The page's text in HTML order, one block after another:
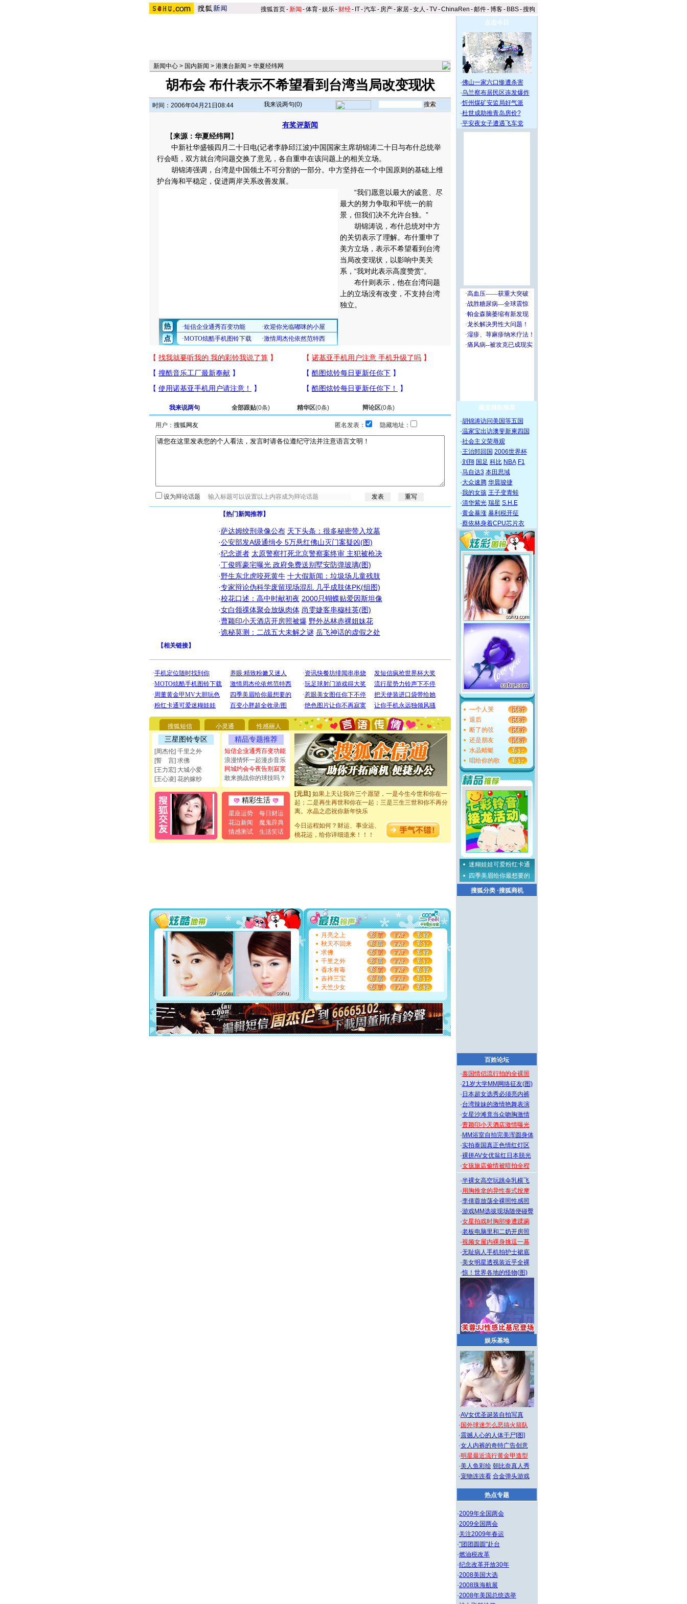
搜狐首页-新闻 -体育-娱乐- 财经- IT-汽车- 房产-家居-女人 -TV-ChinaRen -邮件-博客- BBS-搜狗
新闻中心 > 国内新闻 > 港澳台新闻 > 华夏经纬网
胡布会 布什表示不希望看到台湾当局改变现状
时间：2006年04月21日08:44 我来说两句(0)
有奖评新闻
【来源：华夏经纬网 】
中新社华盛顿四月二十日电(记者李静邱江波)中国国家主席胡锦涛二十日与布什总统举
行会晤，双方就台湾问题交换了意见，各自重申在该问题上的相关立场。
胡锦涛强调，台湾是中国领土不可分割的一部分。中方坚持在一个中国原则的基础上维
护台海和平稳定，促进两岸关系改善发展。
“我们愿意以最大的诚意、尽
最大的努力争取和平统一的前
景，但我们决不允许台独。”
胡锦涛说，布什总统对中方
的关切表示了理解。布什重申了
美方立场，表示不希望看到台湾
当局改变现状，以影响中美关
系，“我对此表示高度赞赏”。
布什则表示，他在台湾问题
上的立场没有改变，不支持台湾
独立。
我来说两句 全部跟贴(0条) 精华区(0条) 辩论区(0条)
用户： 匿名发表： 隐藏地址：
设为辩论话题
【热门新闻推荐】
·萨达姆绞刑录像公布 天下头条：很多秘密带入坟墓
·公安部发A级通缉令 5万悬红佛山灭门案疑凶(图)
·纪念逝者 太原警察打死北京警察案终审 主犯被枪决
·丁俊晖豪宅曝光 政府免费送别墅安防弹玻璃(图)
·野生东北虎咬死黄牛 十大假新闻：垃圾场儿童残肢
·专家辩论伪科学废留现场混乱 几乎成肢体PK(组图)
·校花口述：高中时献初夜 2000只蝴蝶贴爱因斯坦像
·女白领祼体聚会放纵肉体 尚雯婕客串穆桂英(图)
·曹颖印小天酒店开房照被爆 野外丛林赤裸姐妹花
·诡秘莫测：二战五大未解之谜 岳飞神话的虚假之处
【相关链接】
搜狐短信 小灵通 性感丽人
三星图铃专区
[周杰伦] 千里之外
[誓 言] 求佛
[王力宏] 大城小爱
[王心凌] 花的嫁纱
精品专题推荐
短信企业通秀百变功能
浪漫情怀一起漫步音乐
同城约会今夜告别寂寞
敢来挑战你的球技吗？
精彩生活
星座运势
每日财运
花边新闻
魔鬼辞典
情感测试
生活笑话
[圣诞节]圣诞节到了，想想没什么送给你的，又不打算给
你太多，只有给你五千万：千万快乐！千万要健康！千万
要平安！千万要知足！千万不要忘记我！
[圣诞节]不只这样的日子才会想起你,而是这样的日子才
能正大光明地骚扰你,告诉你,圣诞要快乐!新年要快乐!天天
都要快乐噢!
[圣诞节]奉上一颗祝福的心,在这个特别的日子里,愿幸福,
如意,快乐,鲜花,一切美好的祝愿与你同在.圣诞快乐!
[元旦]看到你我会触电；看不到你我要充电；没有你我会
断电。爱你是我职业，想你是我事业，抱你是我特长，吻
你是我专业！水晶之恋祝你新年快乐
起；二是再生再世和你在一起；三是三生三世和你不再分
离。水晶之恋祝你新年快乐
[元旦]当我狠下心扭头离去那一刻，你在我身后无助地哭
泣，这痛楚让我明白我多么爱你。我转身抱住你：这猪不
卖了。水晶之恋祝你新年快乐。
要平安！千万要知足！千万不要忘记我！
[圣诞节]不只这样的日子才会想起你,而是这样的日子才
能正大光明地骚扰你,告诉你,圣诞要快乐!新年要快乐!天天
都要快乐噢!
[圣诞节]奉上一颗祝福的心,在这个特别的日子里,愿幸福,
如意,快乐,鲜花,一切美好的祝愿与你同在.圣诞快乐!
[元旦]
看到你我会触电；看不到你我要充电；没有你我会
断电。爱你是我职业，想你是我事业，抱你是我特长，吻
你是我专业！水晶之恋祝你新年快乐
[元旦]
如果上天让我许三个愿望，一是今生今世和你在一
起；二是再生再世和你在一起；三是三生三世和你不再分
离。水晶之恋祝你新年快乐
[元旦]当我狠下心扭头离去那一刻，你在我身后无助地哭
泣，这痛楚让我明白我多么爱你。我转身抱住你：这猪不
卖了。水晶之恋祝你新年快乐。
今日运程如何？财运、事业运、
桃花运，给你详细道来！！！
月亮之上
秋天不回来
求佛
千里之外
香水有毒
吉祥三宝
天竺少女
点击今日
·佛山一家六口惨遭杀害
·乌兰察布居民区连发爆炸
·忻州煤矿安监局好气派
·杜世成助推青岛房价?
·平安夜女子遭遇飞车党
频道精彩推荐
·胡锦涛访问美国等五国
·温家宝出访澳斐新柬四国
·社会主义荣辱观
·王治郅回国 2006世界杯
·刘翔 国足 科比 NBA F1
·马自达3 本田思域
·大众速腾 华晨骏捷
·我的女孩 王子变青蛙
·清华紫光 瑞星 S.H.E
·黄金暴涨 暴利税开征
·蔡依林身着CPU芯片衣
一个人哭
退后
断了的弦
还是朋友
水晶蜻蜓
唱给你的歌
迷糊娃娃可爱粉红卡通
四季美眉给你最想要的
搜狐分类·搜狐商机
百姓论坛
·泰国情侣流行拍的全裸照
·21岁大学MM网络征友(图)
· 日本超女选秀必须亮内裤
·台湾辣妹的激情艳舞表演
·女星沙滩竟当众吻胸激情
·曹颖印小天酒店激情曝光
· MM浴室自拍完美浑圆身体
·实拍泰国真正色情红灯区
·裸拼AV女优翁红日本脱光
·女孩旅店偷情被暗拍全程
·半裸女高空玩跳伞乳横飞
·用胸推拿的异性泰式按摩
·李倩蓉放荡全裸照性感照
·游戏MM选拔现场随便碰臀
·女星拍戏时胸部惨遭蹂躏
·老板电脑里和二奶开房照
·视频女屋内裸身挑逗一幕
·无耻病人手机拍护士裙底
·美女明星透视装近乎全裸
·惊！世界各地的怪物(图)
娱乐基地
·AV女优圣诞装自拍写真
· 国外球迷怎么恶搞火箭队
·震撼人心的人体干尸[图]
·女人内裤的奇特广告创意
·明星最近流行黄金甲造型
·美人鱼彩绘 朝比奈真人秀
·宠物连连看 合金弹头游戏
热点专题
·2009年全国两会
·2009全国两会
·关注2009年春运
·"团团圆圆"赴台
·燃油税改革
·纪念改革开放30年
·2008美国大选
·2008珠海航展
·2008年美国总统选举